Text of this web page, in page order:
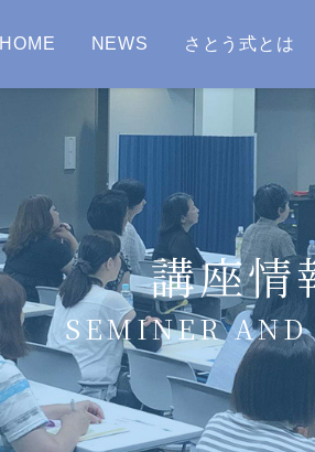
HOME NEWS さとう式とは
講座情
SEMINER AND